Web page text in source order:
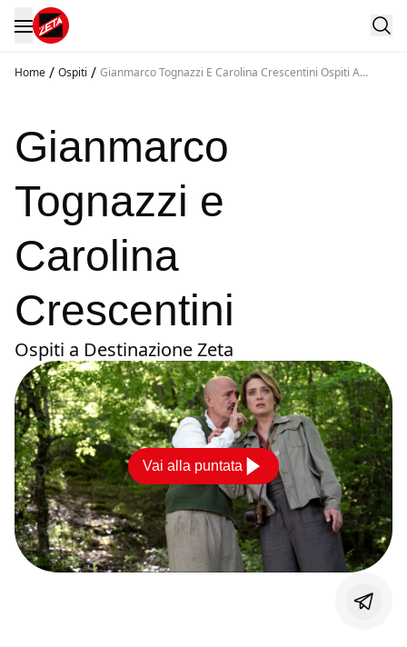
Home / Ospiti / Gianmarco Tognazzi E Carolina Crescentini Ospiti A
Gianmarco
Tognazzi e
Carolina
Crescentini
Ospiti a Destinazione Zeta
Vai alla puntata